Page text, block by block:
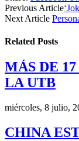
Previous Article
Next Article
Related Posts
MÁS DE
LA UTB
miércoles, 8 julio,
CHINA